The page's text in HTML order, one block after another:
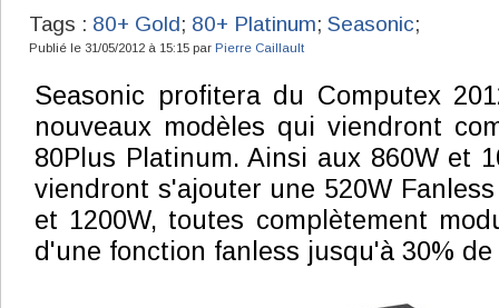
Tags : 80+ Gold; 80+ Platinum; Seasonic;
Publié le 31/05/2012 à 15:15 par Pierre Caillault
Seasonic profitera du Computex
nouveaux modèles qui viendront
80Plus Platinum. Ainsi aux 860W et
viendront s'ajouter une 520W
et 1200W, toutes complètement
d'une fonction fanless jusqu'à 30%